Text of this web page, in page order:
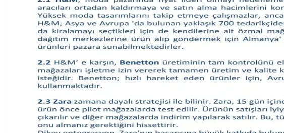
Gündelik kombinlere uygun hafif ceket modelleri, kumaş çeşitleri ve stil önerileri
Moda ve Stil Soruları: İade Süreçleri, Stil Önerileri ve Doğal
Moda ve stil alanında iade süreçleri, özel etkinlik kıyafetleri, doğal malzeme arayışı ve
Kel Erkekler İçin İş Kıyafetleriyle Uyumlu Şapka Seçenekleri ve
Kel erkeklerin iş kıyafetleriyle uyumlu şapka seçimi, mevsim, ortam ve konfor faktörleri
Kıyafetlerde Yazı Kullanımı: Moda, Anlam ve İfade Aracı Olarak
Kıyafetlerde yazı kullanımı, sadece estetik değil, sosyal ve kişisel mesajlar taşıyan